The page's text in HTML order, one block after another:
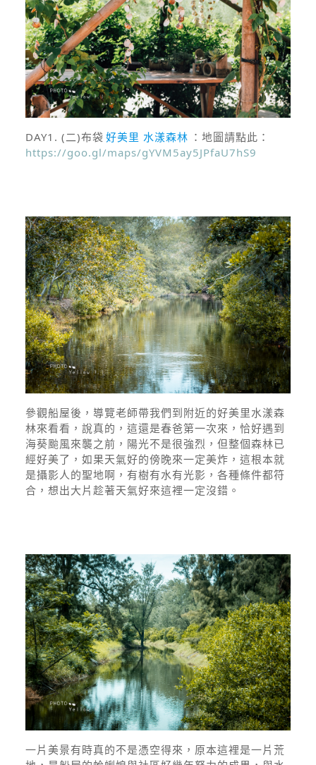
DAY1. (二)布袋 好美里 水漾森林 ：地圖請點此：
https://goo.gl/maps/gYVM5ay5JPfaU7hS9
參觀船屋後，導覽老師帶我們到附近的好美里水漾森
林來看看，說真的，這還是春爸第一次來，恰好遇到
海葵颱風來襲之前，陽光不是很強烈，但整個森林已
經好美了，如果天氣好的傍晚來一定美炸，這根本就
是攝影人的聖地啊，有樹有水有光影，各種條件都符
合，想出大片趁著天氣好來這裡一定沒錯。
一片美景有時真的不是憑空得來，原本這裡是一片荒